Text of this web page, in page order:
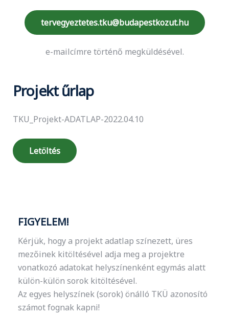
tervegyeztetes.tku@budapestkozut.hu
e-mailcímre történő megküldésével.
Projekt űrlap
TKU_Projekt-ADATLAP-2022.04.10
Letöltés
FIGYELEM!
Kérjük, hogy a projekt adatlap színezett, üres
mezőinek kitöltésével adja meg a projektre
vonatkozó adatokat helyszínenként egymás alatt
külön-külön sorok kitöltésével.
Az egyes helyszínek (sorok) önálló TKÜ azonosító
számot fognak kapni!